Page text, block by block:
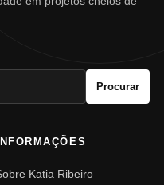
Procurar
Katia Ribeiro